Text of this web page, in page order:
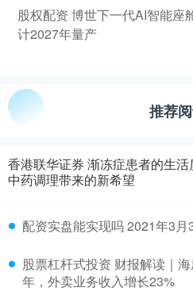
股权配资 博世下一代AI智能座
计2027年量产
推荐
香港联华证券 渐冻症患者的生活
中药调理带来的新希望
配资实盘能实现吗 2021年3
股票杠杆式投资 财报解读｜
年，外卖业务收入增长23%